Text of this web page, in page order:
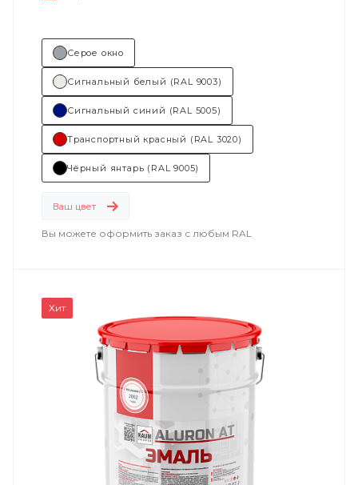
Серое окно
Сигнальный белый (RAL 9003)
Сигнальный синий (RAL 5005)
Транспортный красный (RAL 3020)
Чёрный янтарь (RAL 9005)
Ваш цвет
Вы можете оформить заказ с любым RAL
Хит